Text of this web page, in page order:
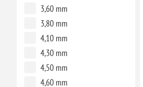
3,60 mm
3,80 mm
4,10 mm
4,30 mm
4,50 mm
4,60 mm